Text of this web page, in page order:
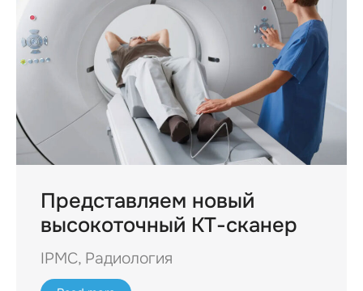
Представляем новый
высокоточный КТ-сканер
IPMC, Радиология